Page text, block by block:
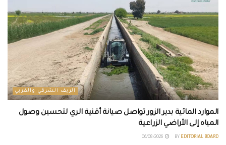
الريف الشرقي والغربي
الموارد المائية بدير الزور تواصل صيانة أقنية الري لتحسين وصول
المياه إلى الأراضي الزراعية
BY EDITORIAL BOARD